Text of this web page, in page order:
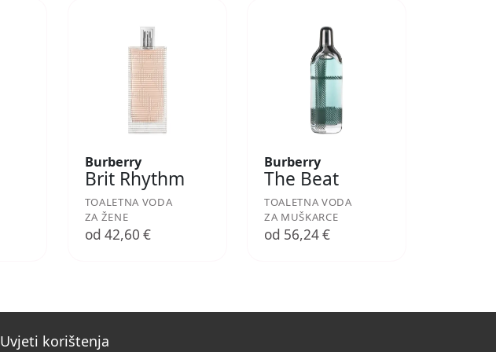
Burberry
Brit Rhythm
TOALETNA VODA
ZA ŽENE
od 42,60 €
Burberry
The Beat
TOALETNA VODA
ZA MUŠKARCE
od 56,24 €
Uvjeti korištenja